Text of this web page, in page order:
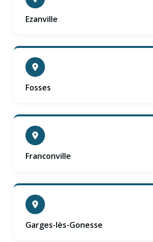
Ezanville
Fosses
Franconville
Garges-lès-Gonesse